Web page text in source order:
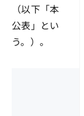
（以下「本
公表」とい
う。）。